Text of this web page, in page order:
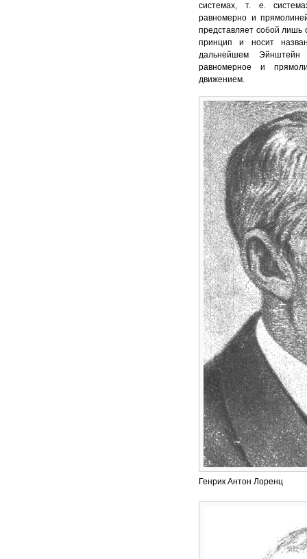
системах, т. е.
равномерно и
представляет собой лишь
принцип и носит
дальнейшем Эйнштейн
равномерное и
движением.
Генрик Антон Лоренц